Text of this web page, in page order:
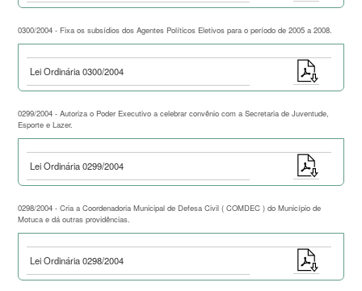
0300/2004 - Fixa os subsídios dos Agentes Políticos Eletivos para o período de 2005 a 2008.
Lei Ordinária 0300/2004
0299/2004 - Autoriza o Poder Executivo a celebrar convênio com a Secretaria de Juventude,
Esporte e Lazer.
Lei Ordinária 0299/2004
0298/2004 - Cria a Coordenadoria Municipal de Defesa Civil ( COMDEC ) do Município de
Motuca e dá outras providências.
Lei Ordinária 0298/2004